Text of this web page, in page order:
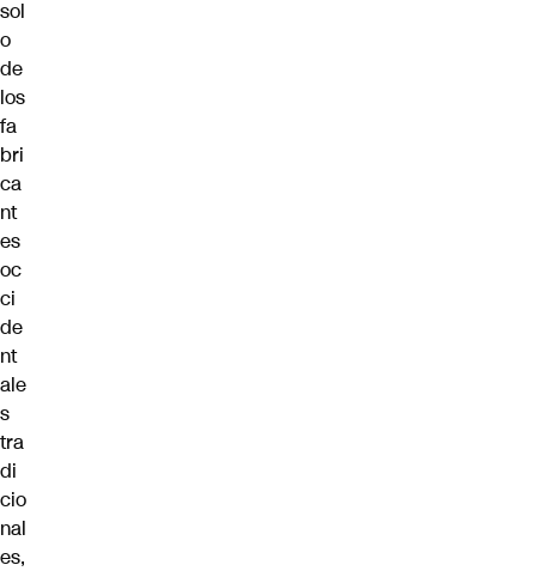
sol
o
de
los
fa
bri
ca
nt
es
oc
ci
de
nt
ale
s
tra
di
cio
nal
es,